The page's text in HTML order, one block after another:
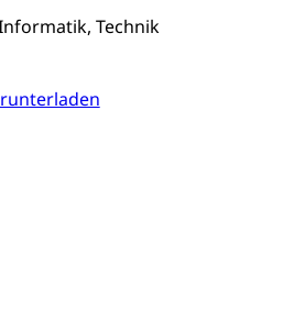
Technik
Tabakprävention, Primärprävention,
Krankenversicherung,
Suchtkrankheit,